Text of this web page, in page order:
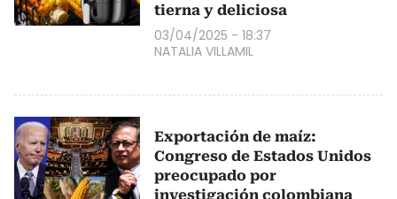
tierna y deliciosa
03/04/2025 - 18:37
NATALIA VILLAMIL
Exportación de maíz:
Congreso de Estados Unidos
preocupado por
investigación colombiana